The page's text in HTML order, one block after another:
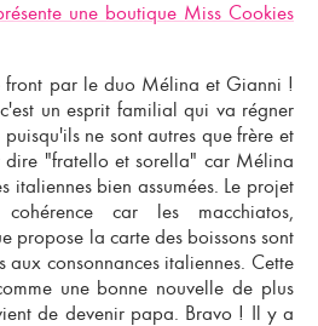
une boutique Miss Cookies
front par le duo Mélina et Gianni !
un esprit familial qui va régner
puisqu'ils ne sont autres que frère et
"fratello et sorella" car Mélina
italiennes bien assumées. Le projet
car les macchiatos,
propose la carte des boissons sont
aux consonnances italiennes. Cette
une bonne nouvelle de plus
de devenir papa. Bravo ! Il y a